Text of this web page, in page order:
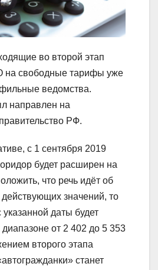
во второй этап
на свободные тарифы уже
ведомства.
направлен на
РФ.
с 1 сентября 2019
будет расширен на
что речь идёт об
значений, то
даты будет
от 2 402 до 5 353
второго этапа
станет